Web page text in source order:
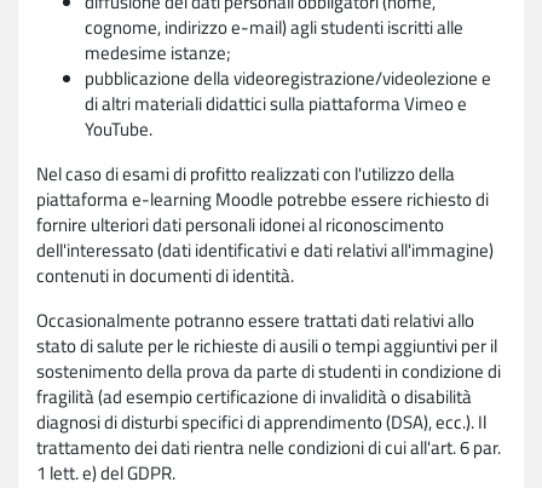
cognome, indirizzo e-mail) agli studenti iscritti alle
medesime istanze;
pubblicazione della videoregistrazione/videolezione e
di altri materiali didattici sulla piattaforma Vimeo e
YouTube.
Nel caso di esami di profitto realizzati con l'utilizzo della
piattaforma e-learning Moodle potrebbe essere richiesto di
fornire ulteriori dati personali idonei al riconoscimento
dell'interessato (dati identificativi e dati relativi all'immagine)
contenuti in documenti di identità.
Occasionalmente potranno essere trattati dati relativi allo
stato di salute per le richieste di ausili o tempi aggiuntivi per il
sostenimento della prova da parte di studenti in condizione di
fragilità (ad esempio certificazione di invalidità o disabilità
diagnosi di disturbi specifici di apprendimento (DSA), ecc.). Il
trattamento dei dati rientra nelle condizioni di cui all'art. 6 par.
1 lett. e) del GDPR.